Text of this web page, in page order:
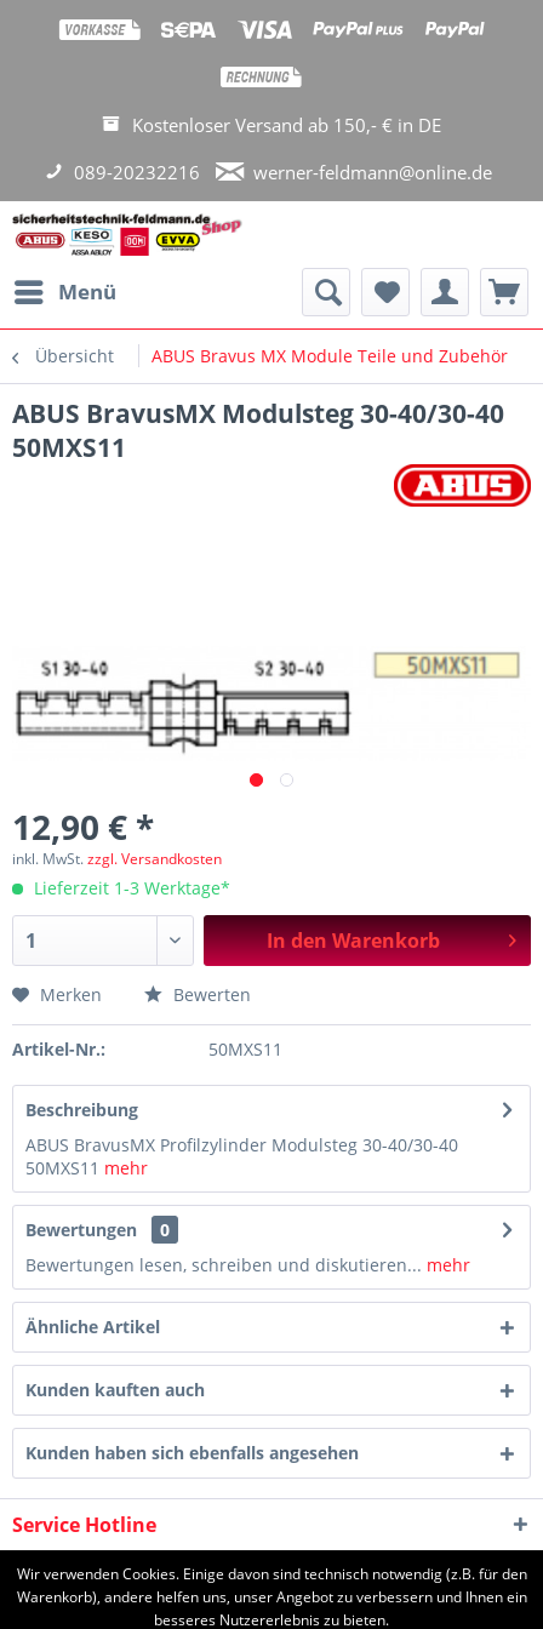
Kostenloser Versand ab 150,- € in DE
089-20232216
werner-feldmann@online.de
Menü
Übersicht ABUS Bravus MX Module Teile und Zubehör
ABUS BravusMX Modulsteg 30-40/30-40
50MXS11
12,90 € *
inkl. MwSt.zzgl. Versandkosten
Lieferzeit 1-3 Werktage*
In denWarenkorb
Merken Bewerten
Artikel-Nr.: 50MXS11
Beschreibung
ABUS BravusMX Profilzylinder Modulsteg 30-40/30-40
50MXS11 mehr
Bewertungen
0
Bewertungen lesen, schreiben und diskutieren... mehr
Ähnliche Artikel
Kunden kauften auch
Kunden haben sich ebenfalls angesehen
Service Hotline
Shop Service
Wir verwenden Cookies. Einige davon sind technisch notwendig (z.B. für den
Warenkorb), andere helfen uns, unser Angebot zu verbessern und Ihnen ein
besseres Nutzererlebnis zu bieten.